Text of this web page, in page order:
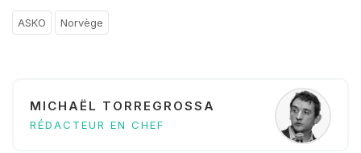
ASKO Norvège
MICHAËL TORREGROSSA
RÉDACTEUR EN CHEF